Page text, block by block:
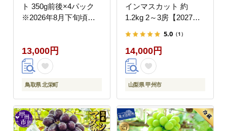
ト 350g前後×4パック
※2026年8月下旬頃～9
13,000円
鳥取県 北栄町
インマスカット 約
1.2kg 2～3房【2027年
472CO
5.0 （1）
14,000円
山梨県 甲州市